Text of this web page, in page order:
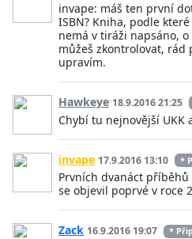
invape: máš ten první
ISBN? Kniha, podle
nemá v tiráži napsáno,
můžeš zkontrolovat,
upravím.
Hawkeye 18.9.2016 21:25
Chybí tu nejnovější UKK
invape 17.9.2016 13:10 *
Prvních dvanáct příběhů
se objevil poprvé v roce
Zack 16.9.2016 19:07 *